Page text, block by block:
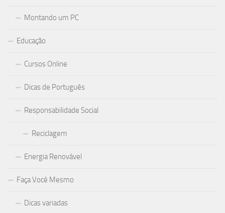
Montando um PC
Educação
Cursos Online
Dicas de Português
Responsabilidade Social
Reciclagem
Energia Renovável
Faça Você Mesmo
Dicas variadas